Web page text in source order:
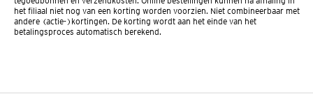
het filiaal niet nog van een korting worden voorzien. Niet combineerbaar met
andere (actie-)kortingen. De korting wordt aan het einde van het
betalingsproces automatisch berekend.